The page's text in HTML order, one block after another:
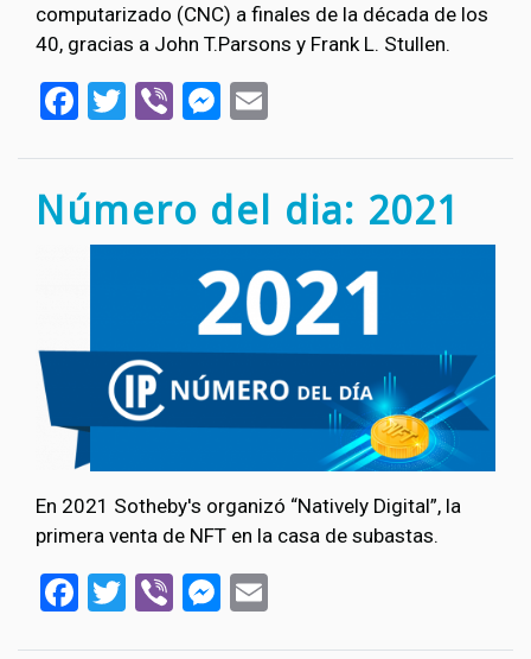
computarizado (CNC) a finales de la década de los
40, gracias a John T.Parsons y Frank L. Stullen.
Facebook
Twitter
ViberMessenger
Número del dia: 2021
En 2021 Sotheby's organizó “Natively Digital”, la
primera venta de NFT en la casa de subastas.
Facebook
Twitter
ViberMessenger